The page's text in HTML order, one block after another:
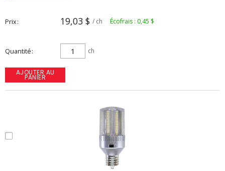
Prix 19,03 $ / ch Écofrais : 0,45 $
Quantité ch
AJOUTER AU
PANIER